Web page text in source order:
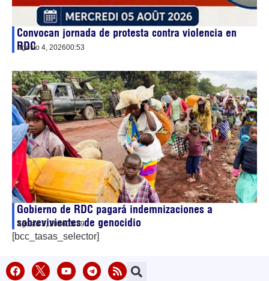
Convocan jornada de protesta contra violencia en
RDC
agosto 4, 202600:53
Gobierno de RDC pagará indemnizaciones a
sobrevivientes de genocidio
agosto 3, 202605:39
[bcc_tasas_selector]